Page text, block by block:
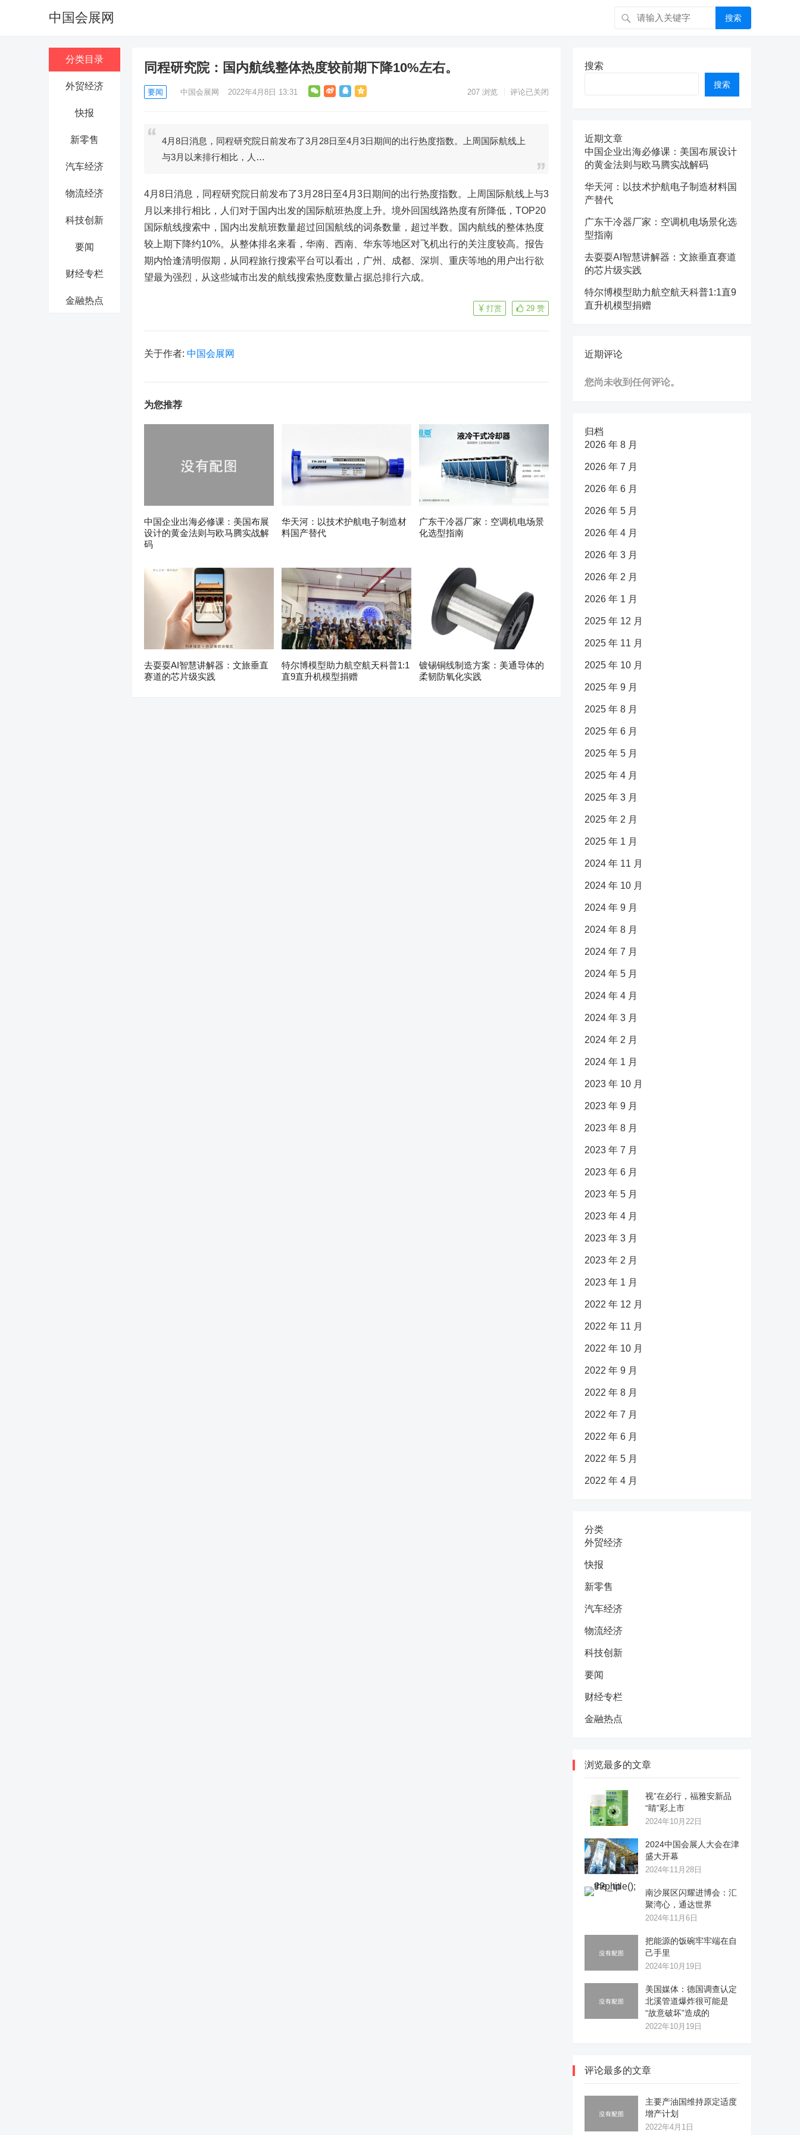
中国会展网 搜索
分类目录
外贸经济
快报
新零售
汽车经济
物流经济
科技创新
要闻
财经专栏
金融热点
同程研究院：国内航线整体热度较前期下降10%左右。
要闻 中国会展网 2022年4月8日 13:31 207 浏览 评论已关闭
4月8日消息，同程研究院日前发布了3月28日至4月3日期间的出行热度指数。上周国际航线上
与3月以来排行相比，人…
4月8日消息，同程研究院日前发布了3月28日至4月3日期间的出行热度指数。上周国际航线上与3
月以来排行相比，人们对于国内出发的国际航班热度上升。境外回国线路热度有所降低，TOP20
国际航线搜索中，国内出发航班数量超过回国航线的词条数量，超过半数。国内航线的整体热度
较上期下降约10%。从整体排名来看，华南、西南、华东等地区对飞机出行的关注度较高。报告
期内恰逢清明假期，从同程旅行搜索平台可以看出，广州、成都、深圳、重庆等地的用户出行欲
望最为强烈，从这些城市出发的航线搜索热度数量占据总排行六成。
29 赞
打赏
关于作者: 中国会展网
为您推荐
中国企业出海必修课：美国布展
设计的黄金法则与欧马腾实战解
码
华天河：以技术护航电子制造材
料国产替代
广东干冷器厂家：空调机电场景
化选型指南
去耍耍AI智慧讲解器：文旅垂直
赛道的芯片级实践
特尔博模型助力航空航天科普1:1
直9直升机模型捐赠
镀锡铜线制造方案：美通导体的
柔韧防氧化实践
搜索
搜索
近期文章
中国企业出海必修课：美国布展设计
的黄金法则与欧马腾实战解码
华天河：以技术护航电子制造材料国
产替代
广东干冷器厂家：空调机电场景化选
型指南
去耍耍AI智慧讲解器：文旅垂直赛道
的芯片级实践
特尔博模型助力航空航天科普1:1直9
直升机模型捐赠
近期评论
您尚未收到任何评论。
归档
2026 年 8 月
2026 年 7 月
2026 年 6 月
2026 年 5 月
2026 年 4 月
2026 年 3 月
2026 年 2 月
2026 年 1 月
2025 年 12 月
2025 年 11 月
2025 年 10 月
2025 年 9 月
2025 年 8 月
2025 年 6 月
2025 年 5 月
2025 年 4 月
2025 年 3 月
2025 年 2 月
2025 年 1 月
2024 年 11 月
2024 年 10 月
2024 年 9 月
2024 年 8 月
2024 年 7 月
2024 年 5 月
2024 年 4 月
2024 年 3 月
2024 年 2 月
2024 年 1 月
2023 年 10 月
2023 年 9 月
2023 年 8 月
2023 年 7 月
2023 年 6 月
2023 年 5 月
2023 年 4 月
2023 年 3 月
2023 年 2 月
2023 年 1 月
2022 年 12 月
2022 年 11 月
2022 年 10 月
2022 年 9 月
2022 年 8 月
2022 年 7 月
2022 年 6 月
2022 年 5 月
2022 年 4 月
分类
外贸经济
快报
新零售
汽车经济
物流经济
科技创新
要闻
财经专栏
金融热点
浏览最多的文章
视”在必行，福雅安新品
“睛”彩上市
2024年10月22日
2024中国会展人大会在津
盛大开幕
2024年11月28日
南沙展区闪耀进博会：汇
聚湾心，通达世界
2024年11月6日
把能源的饭碗牢牢端在自
己手里
2024年10月19日
美国媒体：德国调查认定
北溪管道爆炸很可能是
“故意破坏”造成的
2022年10月19日
评论最多的文章
主要产油国维持原定适度
增产计划
2022年4月1日